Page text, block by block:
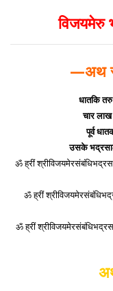
विजयमेरु
—अथ
धातकि तरु
चार लाख
पूर्व
उसके
ॐ ह्रीं
ॐ ह्रीं
ॐ ह्रीं